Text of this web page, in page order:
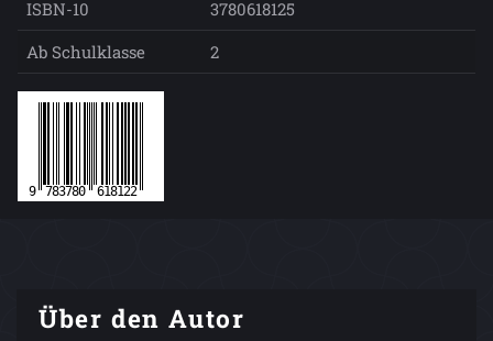
ISBN-10
3780618125
Ab Schulklasse
2
Über den Autor